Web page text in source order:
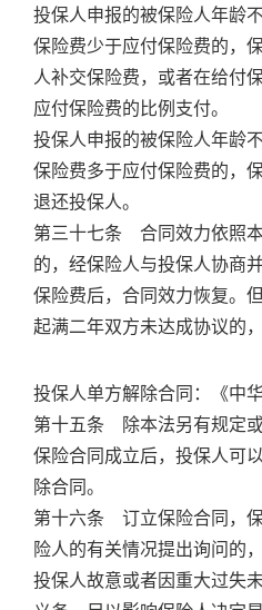
投保人申报的被保险人年龄
保险费少于应付保险费的，
人补交保险费，或者在给付
应付保险费的比例支付。
投保人申报的被保险人年龄
保险费多于应付保险费的，
退还投保人。
第三十七条 合同效力依照
的，经保险人与投保人协商
保险费后，合同效力恢复。
起满二年双方未达成协议的
投保人单方解除合同：《中
第十五条 除本法另有规定或
保险合同成立后，投保人可
除合同。
第十六条 订立保险合同，
险人的有关情况提出询问的
投保人故意或者因重大过失